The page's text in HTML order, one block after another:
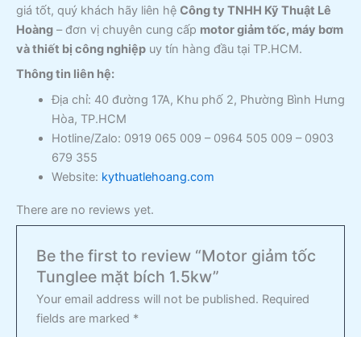
giá tốt, quý khách hãy liên hệ Công ty TNHH Kỹ Thuật Lê
Hoàng – đơn vị chuyên cung cấp motor giảm tốc, máy bơm
và thiết bị công nghiệp uy tín hàng đầu tại TP.HCM.
Thông tin liên hệ:
Địa chỉ: 40 đường 17A, Khu phố 2, Phường Bình Hưng
Hòa, TP.HCM
Hotline/Zalo: 0919 065 009 – 0964 505 009 – 0903
679 355
Website: kythuatlehoang.com
There are no reviews yet.
Be the first to review “Motor giảm tốc
Tunglee mặt bích 1.5kw”
Your email address will not be published. Required
fields are marked *